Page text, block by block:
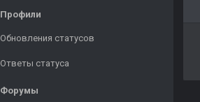
Профили
Обновления статусов
Ответы статуса
Форумы